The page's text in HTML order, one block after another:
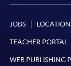
JOBS
TEACHER PORTAL
WEB PUBLISHING